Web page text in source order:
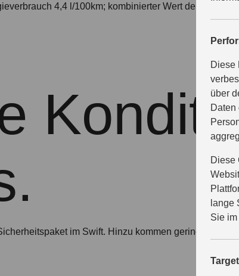
Diese
über
Daten
Diese
lange
Sie
4,4 l/100km; kombinierter Wert der CO₂-
im Swift. Hinzu kommen geringe Kosten